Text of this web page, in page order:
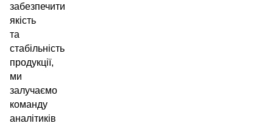
забезпечити
якість
та
стабільність
продукції,
ми
залучаємо
команду
аналітиків